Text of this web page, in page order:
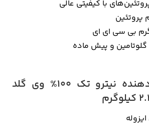
با کیفیتی عالی
پروتئین
بی سی ای ای
و پیش ماده
مواد تشکیل‌دهنده نیترو تک 100% وی گلد